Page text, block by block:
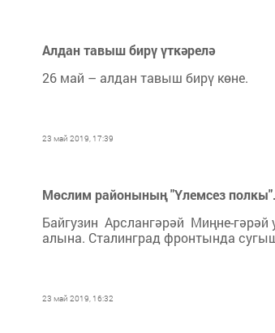
Алдан тавыш бирү үткәрелә
26 май – алдан тавыш бирү көне.
23 май 2019, 17:39
Мөслим районының "Үлемсез полкы".
Байгузин Арслангәрәй Миңне-
алына. Сталинград фронтында
23 май 2019, 16:32